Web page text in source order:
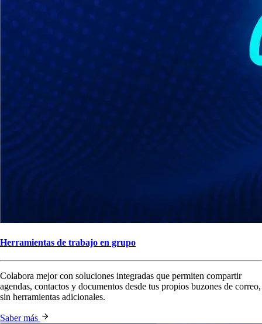
Herramientas de trabajo en grupo
Colabora mejor con soluciones integradas que permiten compartir
agendas, contactos y documentos desde tus propios buzones de correo,
sin herramientas adicionales.
Saber más